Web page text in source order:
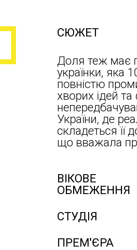
СЮЖЕТ
Доля теж має
українки, яка
повністю
хворих ідей
України, де
складеться її
що вважала
ВІКОВЕ
ОБМЕЖЕННЯ
СТУДІЯ
ПРЕМ'ЄРА